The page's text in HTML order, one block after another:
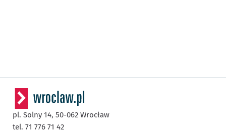
pl. Solny 14, 50-062 Wrocław
tel. 71 776 71 42